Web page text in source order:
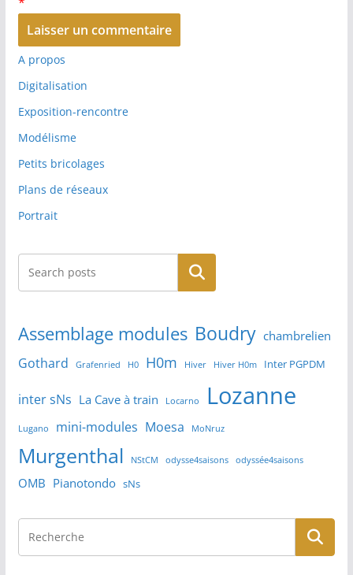
A propos
Digitalisation
Exposition-rencontre
Modélisme
Petits bricolages
Plans de réseaux
Portrait
Rechercher
Assemblage modules Boudry chambrelien
Gothard Grafenried H0 H0m Hiver Hiver H0m Inter PGPDM
inter sNs La Cave à train Locarno Lozanne
Lugano mini-modules Moesa MoNruz
Murgenthal NStCM odysse4saisons odyssée4saisons
OMB Pianotondo sNs